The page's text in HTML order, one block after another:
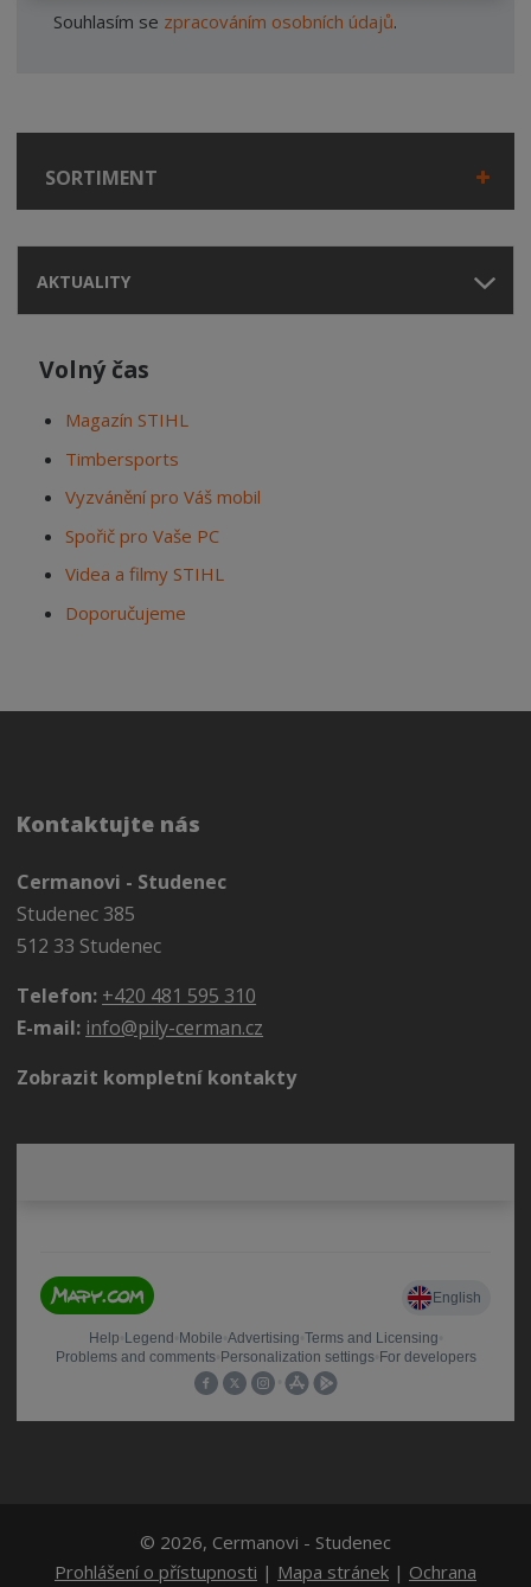
Souhlasím se zpracováním osobních údajů.
SORTIMENT
AKTUALITY
Volný čas
Magazín STIHL
Timbersports
Vyzvánění pro Váš mobil
Spořič pro Vaše PC
Videa a filmy STIHL
Doporučujeme
Kontaktujte nás
Cermanovi - Studenec
Studenec 385
512 33 Studenec
Telefon: +420 481 595 310
E-mail: info@pily-cerman.cz
Zobrazit kompletní kontakty
© 2026, Cermanovi - Studenec
Prohlášení o přístupnosti | Mapa stránek | Ochrana